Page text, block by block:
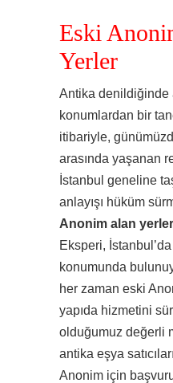
Eski
Yerler
Antika denildiğinde
konumlardan bir
itibariyle,
arasında yaşanan
İstanbul geneline
anlayışı hüküm
Anonim alan yerler
Eksperi,
konumunda
her zaman eski
yapıda hizmetini
olduğumuz değerli
antika eşya
Anonim için